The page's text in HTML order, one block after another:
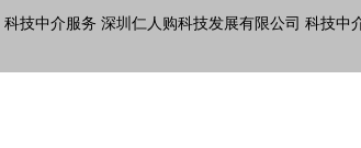
科技中介服务 深圳仁人购科技发展有限公司 科技中